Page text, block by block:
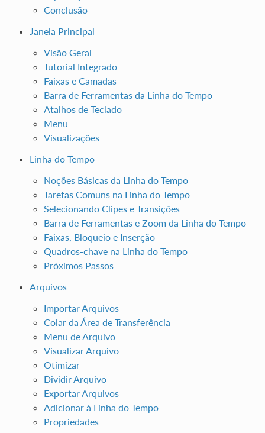
Conclusão
Janela Principal
Visão Geral
Tutorial Integrado
Faixas e Camadas
Barra de Ferramentas da Linha do Tempo
Atalhos de Teclado
Menu
Visualizações
Linha do Tempo
Noções Básicas da Linha do Tempo
Tarefas Comuns na Linha do Tempo
Selecionando Clipes e Transições
Barra de Ferramentas e Zoom da Linha do Tempo
Faixas, Bloqueio e Inserção
Quadros-chave na Linha do Tempo
Próximos Passos
Arquivos
Importar Arquivos
Colar da Área de Transferência
Menu de Arquivo
Visualizar Arquivo
Otimizar
Dividir Arquivo
Exportar Arquivos
Adicionar à Linha do Tempo
Propriedades